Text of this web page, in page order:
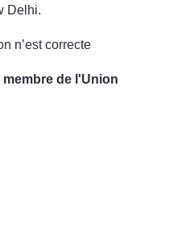
Delhi.
n’est correcte
membre de l'Union